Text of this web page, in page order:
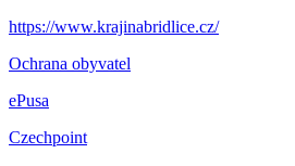
https://www.krajinabridlice.cz/
Ochrana obyvatel
ePusa
Czechpoint